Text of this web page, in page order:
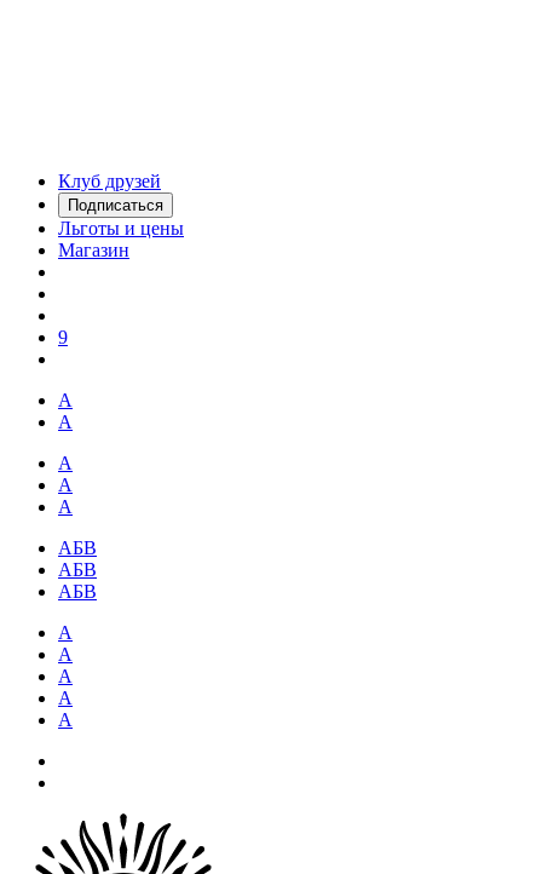
Клуб друзей
Подписаться
Льготы и цены
Магазин
9
А
А
А
А
А
АБВ
АБВ
АБВ
А
А
А
А
А